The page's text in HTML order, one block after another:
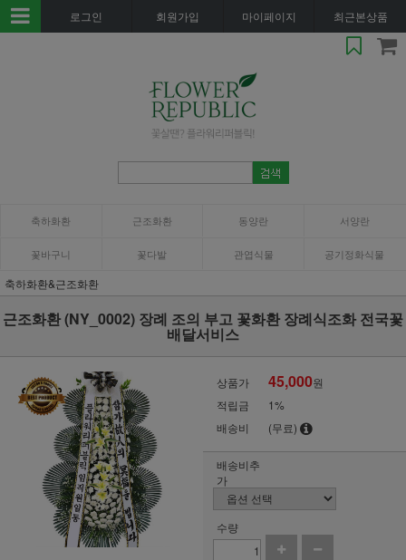
로그인 회원가입 마이페이지 최근본상품
축하화환 근조화환 동양란 서양란
꽃바구니 꽃다발 관엽식물 공기정화식물
축하화환&근조화환
근조화환 (NY_0002) 장례 조의 부고 꽃화환 장례식조화 전국꽃
배달서비스
상품가 45,000원
적립금
1%
배송비
(무료)
배송비추
가
수량